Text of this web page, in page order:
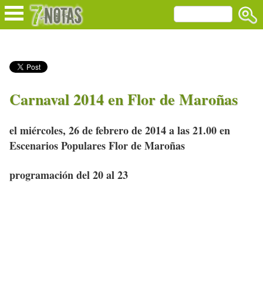
Carnaval 2014 en Flor de Maroñas
el miércoles, 26 de febrero de 2014 a las 21.00 en
Escenarios Populares Flor de Maroñas
programación del 20 al 23